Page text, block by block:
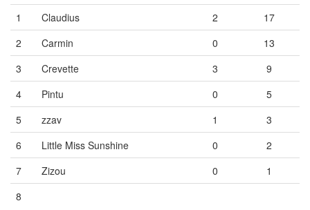
1
Claudius 2
17
2
Carmin 0
13
3
Crevette 3
9
4
Pintu 0
5
5
zzav 1
3
6
Little Miss Sunshine 0
2
7
Zizou 0
1
8